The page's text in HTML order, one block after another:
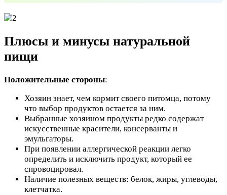
Плюсы и минусы натуральной
пищи
Положительные стороны:
Хозяин знает, чем кормит своего питомца, потому
что выбор продуктов остается за ним.
Выбранные хозяином продукты редко содержат
искусственные красители, консерванты и
эмульгаторы.
При появлении аллергической реакции легко
определить и исключить продукт, который ее
спровоцировал.
Наличие полезных веществ: белок, жиры, углеводы,
клетчатка.